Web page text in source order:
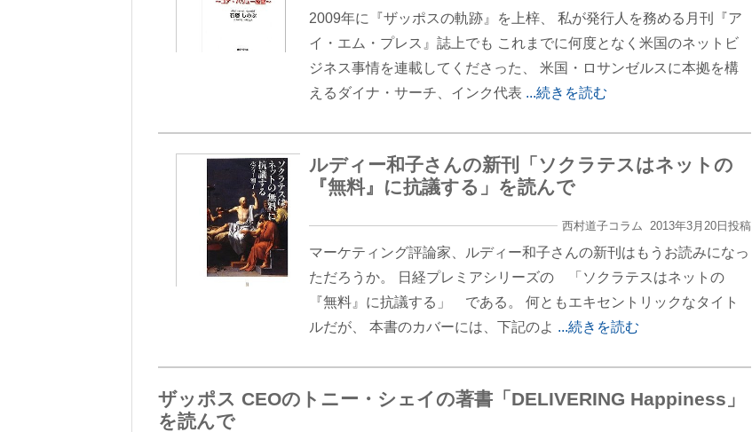
2009年に『ザッポスの軌跡』を上梓、 私が発行人を務める月刊『ア
イ・エム・プレス』誌上でも これまでに何度となく米国のネットビ
ジネス事情を連載してくださった、 米国・ロサンゼルスに本拠を構
えるダイナ・サーチ、インク代表 ...続きを読む
ルディー和子さんの新刊「ソクラテスはネットの
『無料』に抗議する」を読んで
西村道子コラム 2013年3月20日投稿
マーケティング評論家、ルディー和子さんの新刊はもうお読みになっ
ただろうか。 日経プレミアシリーズの 「ソクラテスはネットの
『無料』に抗議する」 である。 何ともエキセントリックなタイト
ルだが、 本書のカバーには、下記のよ ...続きを読む
ザッポス CEOのトニー・シェイの著書「DELIVERING Happiness」
を読んで